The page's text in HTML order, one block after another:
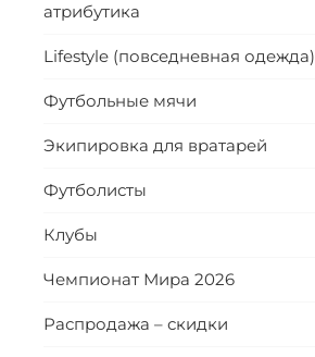
атрибутика
Lifestyle (повседневная одежда)
Футбольные мячи
Экипировка для вратарей
Футболисты
Клубы
Чемпионат Мира 2026
Распродажа – скидки